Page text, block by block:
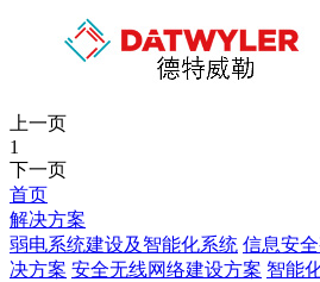
上一页
1
下一页
首页
解决方案
弱电系统建设及智能化系统 信息安
决方案 安全无线网络建设方案 智能